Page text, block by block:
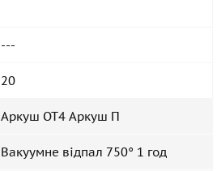
---
20
Аркуш ОТ4 Аркуш П
Вакуумне відпал 750° 1 год